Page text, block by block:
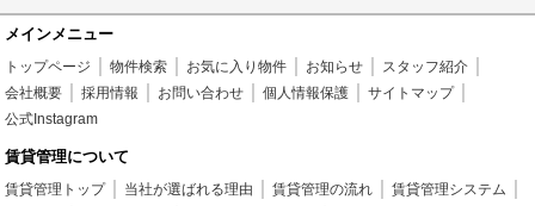
メインメニュー
トップページ 物件検索 お気に入り物件 お知らせ
スタッフ紹介
会社概要
採用情報 お問い合わせ 個人情報保護
サイトマップ
公式Instagram
賃貸管理について
賃貸管理トップ 当社が選ばれる理由 賃貸管理の流れ
賃貸管理システム